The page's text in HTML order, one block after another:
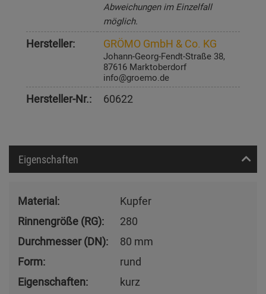
Abweichungen im Einzelfall
möglich.
Hersteller: GRÖMO GmbH & Co. KG
Johann-Georg-Fendt-Straße 38,
87616 Marktoberdorf
info@groemo.de
Hersteller-Nr.: 60622
Eigenschaften
Material:
Kupfer
Rinnengröße (RG):
280
Durchmesser (DN):
80 mm
Form:
rund
Eigenschaften:
kurz